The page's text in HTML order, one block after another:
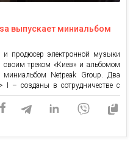
выпускает миниальбом
и продюсер электронной музыки
своим треком «Киев» и альбомом
миниальбом Netpeak Group. Два
– созданы в сотрудничестве с
Релиз состоится во
Pulse, а послушать […]